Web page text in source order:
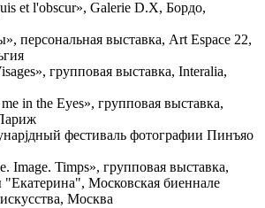
et l'obscur», Galerie D.X, Бордо,
персональная выставка, Art Espace 22,
групповая выставка, Interalia,
in the Eyes», групповая выставка,
фестиваль фотографии Пинъяо
Image. Timps», групповая выставка,
"Екатерина", Московская биеннале
Москва